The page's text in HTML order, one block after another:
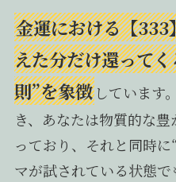
金運における【333
えた分だけ還って
則”を象徴しています
き、あなたは物質的な
っており、それと同時
マが試されている状態で